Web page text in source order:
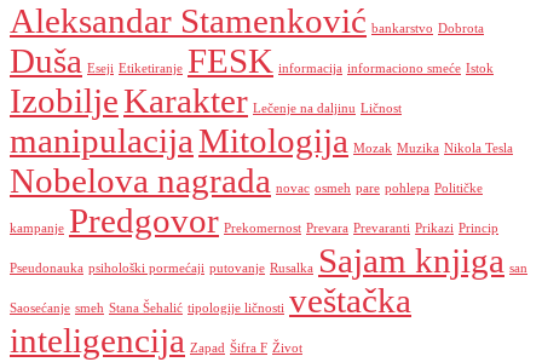
Aleksandar Stamenković bankarstvo Dobrota
Duša Eseji Etiketiranje FESK informacija informaciono smeće Istok
IzobiljeKarakter Lečenje na daljinu Ličnost
manipulacijaMitologija Mozak Muzika Nikola Tesla
Nobelova nagrada novac osmeh pare pohlepa Političke
kampanje Predgovor Prekomernost Prevara Prevaranti Prikazi Princip
Pseudonauka psihološki pormećaji putovanje Rusalka Sajam knjiga san
Saosećanje smeh Stana Šehalić tipologije ličnosti veštačka
inteligencija Zapad Šifra F Život